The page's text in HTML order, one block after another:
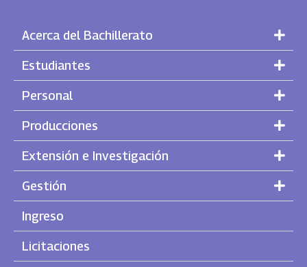
Acerca del Bachillerato
Estudiantes
Personal
Producciones
Extensión e Investigación
Gestión
Ingreso
Licitaciones